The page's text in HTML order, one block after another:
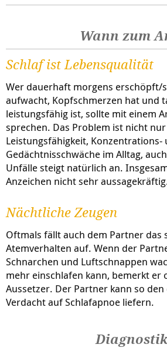
Wann zum
Schlaf ist Lebensqualität
Wer dauerhaft morgens erschöpft/
aufwacht, Kopfschmerzen hat und
leistungsfähig ist, sollte mit einem
sprechen. Das Problem ist nicht
Leistungsfähigkeit, Konzentrations-
Gedächtnisschwäche im Alltag,
Unfälle steigt natürlich an.
Anzeichen nicht sehr
Nächtliche Zeugen
Oftmals fällt auch dem Partner das
Atemverhalten auf. Wenn der
Schnarchen und Luftschnappen
mehr einschlafen kann, bemerkt er
Aussetzer. Der Partner kann so
Verdacht auf Schlafapnoe liefern.
Diagnostik